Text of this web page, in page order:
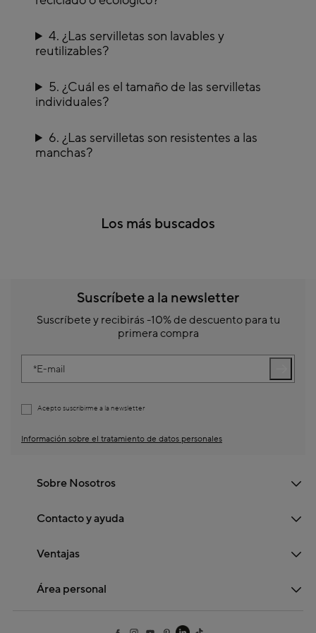
comidas al aire libre o para dar un toque retro a tu comedor.
4. ¿Las servilletas son lavables y
reutilizables?
5. ¿Cuál es el tamaño de las servilletas
individuales?
6. ¿Las servilletas son resistentes a las
manchas?
Los más buscados
Suscríbete a la newsletter
Suscríbete y recibirás -10% de descuento para tu
primera compra
E-mail
Acepto suscribirme a la newsletter
Información sobre el tratamiento de datos personales
Sobre Nosotros
Contacto y ayuda
Ventajas
Área personal